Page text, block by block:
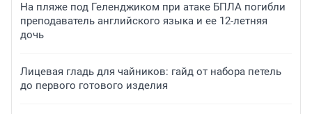
На пляже под Геленджиком при атаке БПЛА погибли
преподаватель английского языка и ее 12-летняя
дочь
Лицевая гладь для чайников: гайд от набора петель
до первого готового изделия